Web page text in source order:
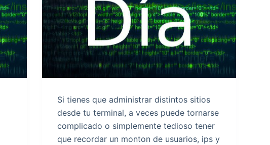
Si tienes que administrar distintos sitios
desde tu terminal, a veces puede tornarse
complicado o simplemente tedioso tener
que recordar un monton de usuarios, ips y